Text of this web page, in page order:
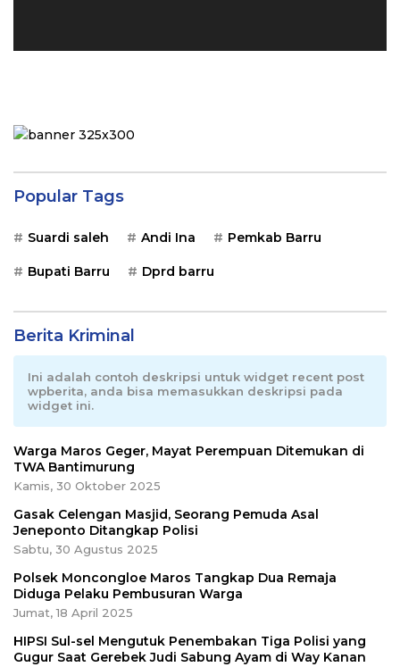
Popular Tags
Suardi saleh Andi Ina Pemkab Barru
Bupati Barru Dprd barru
Berita Kriminal
Ini adalah contoh deskripsi untuk widget recent post
wpberita, anda bisa memasukkan deskripsi pada
widget ini.
Warga Maros Geger, Mayat Perempuan Ditemukan di
TWA Bantimurung
Kamis, 30 Oktober 2025
Gasak Celengan Masjid, Seorang Pemuda Asal
Jeneponto Ditangkap Polisi
Sabtu, 30 Agustus 2025
Polsek Moncongloe Maros Tangkap Dua Remaja
Diduga Pelaku Pembusuran Warga
Jumat, 18 April 2025
HIPSI Sul-sel Mengutuk Penembakan Tiga Polisi yang
Gugur Saat Gerebek Judi Sabung Ayam di Way Kanan